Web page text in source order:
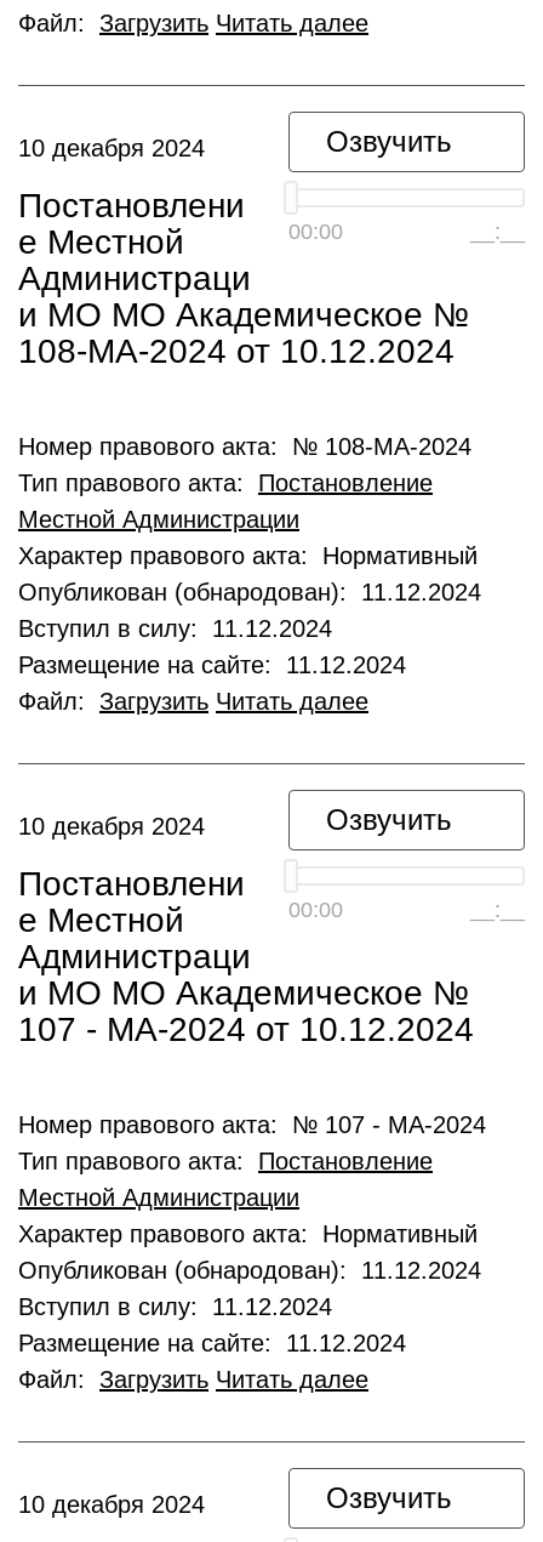
Файл: Загрузить Читать далее
Озвучить
00:00 __:__
10 декабря 2024
Постановлени
е Местной
Администраци
и МО МО Академическое №
108-МА-2024 от 10.12.2024
Номер правового акта: № 108-МА-2024
Тип правового акта: Постановление
Местной Администрации
Характер правового акта: Нормативный
Опубликован (обнародован): 11.12.2024
Вступил в силу: 11.12.2024
Размещение на сайте: 11.12.2024
Файл: Загрузить Читать далее
Озвучить
00:00 __:__
10 декабря 2024
Постановлени
е Местной
Администраци
и МО МО Академическое №
107 - МА-2024 от 10.12.2024
Номер правового акта: № 107 - МА-2024
Тип правового акта: Постановление
Местной Администрации
Характер правового акта: Нормативный
Опубликован (обнародован): 11.12.2024
Вступил в силу: 11.12.2024
Размещение на сайте: 11.12.2024
Файл: Загрузить Читать далее
Озвучить
10 декабря 2024